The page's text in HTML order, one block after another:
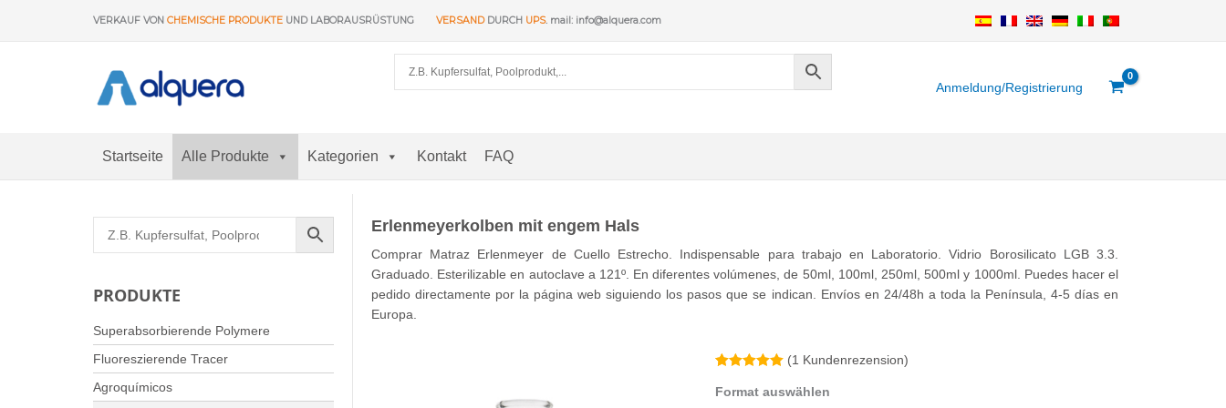
VERKAUF VON CHEMISCHE PRODUKTE UND LABORAUSRÜSTUNG VERSANDDURCH UPS. mail: info@alquera.com
Anmeldung/Registrierung
Startseite Alle Produkte Kategorien Kontakt FAQ
PRODUKTE
Superabsorbierende Polymere
Fluoreszierende Tracer
Agroquímicos
Erlenmeyerkolben mit engem Hals
Comprar Matraz Erlenmeyer de Cuello Estrecho. Indispensable para trabajo en Laboratorio. Vidrio Borosilicato LGB 3.3.
Graduado. Esterilizable en autoclave a 121º. En diferentes volúmenes, de 50ml, 100ml, 250ml, 500ml y 1000ml. Puedes hacer el
pedido directamente por la página web siguiendo los pasos que se indican. Envíos en 24/48h a toda la Península, 4-5 días en
Europa.
5.00von 5,
(1 Kundenrezension)
Format auswählen